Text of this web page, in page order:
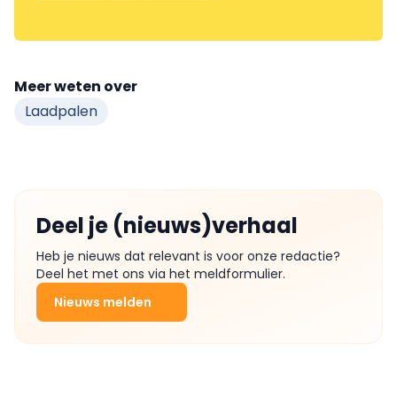
Meer weten over
Laadpalen
Deel je (nieuws)verhaal
Heb je nieuws dat relevant is voor onze redactie?
Deel het met ons via het meldformulier.
Nieuws melden